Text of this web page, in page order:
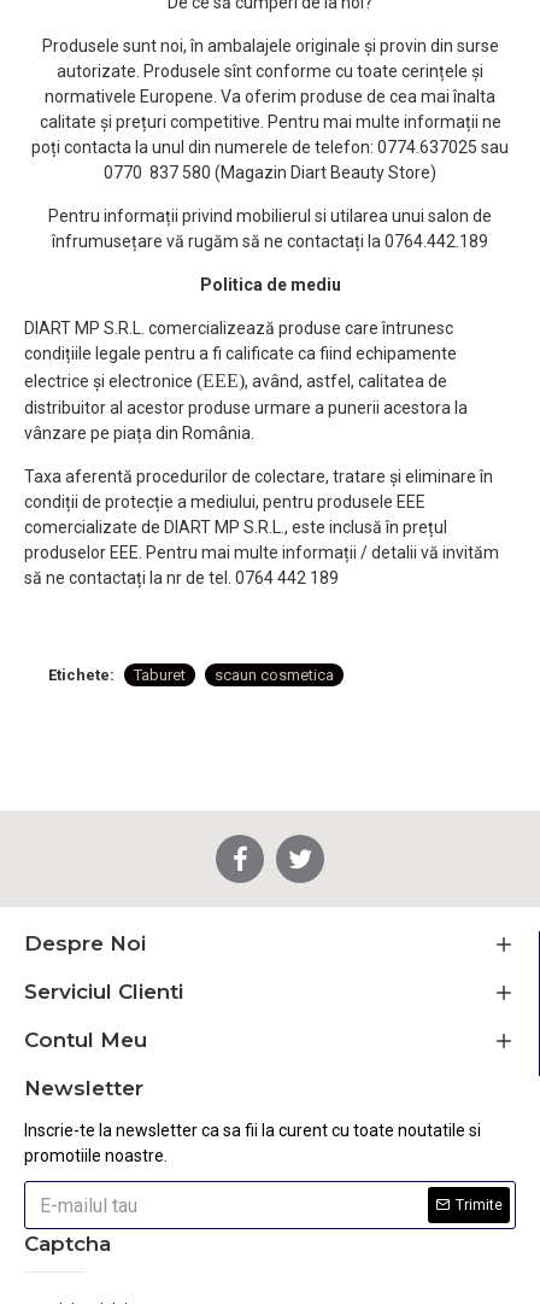
Produsele sunt noi, în ambalajele originale și provin din surse
autorizate. Produsele sînt conforme cu toate cerințele și
normativele Europene. Va oferim produse de cea mai înalta
calitate și prețuri competitive. Pentru mai multe informații ne
poți contacta la unul din numerele de telefon: 0774.637025 sau
0770 837 580 (Magazin Diart Beauty Store)
Pentru informații privind mobilierul si utilarea unui salon de
înfrumusețare vă rugăm să ne contactați la 0764.442.189
Politica de mediu
DIART MP S.R.L. comercializează produse care întrunesc
condițiile legale pentru a fi calificate ca fiind echipamente
electrice și electronice (EEE), având, astfel, calitatea de
distribuitor al acestor produse urmare a punerii acestora la
vânzare pe piața din România.
Taxa aferentă procedurilor de colectare, tratare și eliminare în
condiții de protecție a mediului, pentru produsele EEE
comercializate de DIART MP S.R.L., este inclusă în prețul
produselor EEE. Pentru mai multe informații / detalii vă invităm
să ne contactați la nr de tel. 0764 442 189
Etichete: Taburet scaun cosmetica
Despre Noi
Serviciul Clienti
Contul Meu
Newsletter
Inscrie-te la newsletter ca sa fii la curent cu toate noutatile si
promotiile noastre.
Trimite
Captcha